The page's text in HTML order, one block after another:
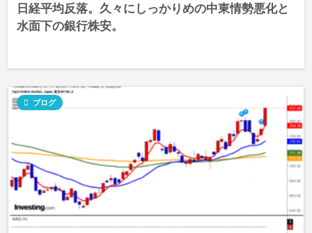
日経平均反落。久々にしっかりめの中東情勢悪化と
水面下の銀行株安。
 ブログ